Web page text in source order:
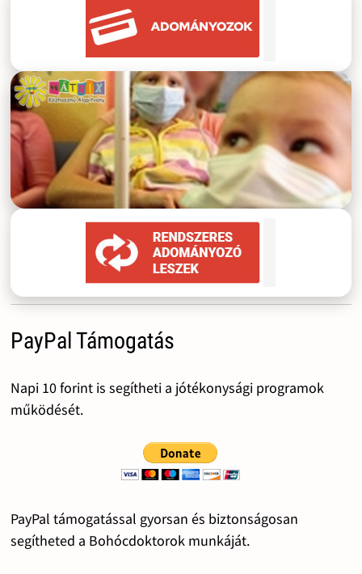
PayPal Támogatás
Napi 10 forint is segítheti a jótékonysági programok
működését.
PayPal támogatással gyorsan és biztonságosan
segítheted a Bohócdoktorok munkáját.